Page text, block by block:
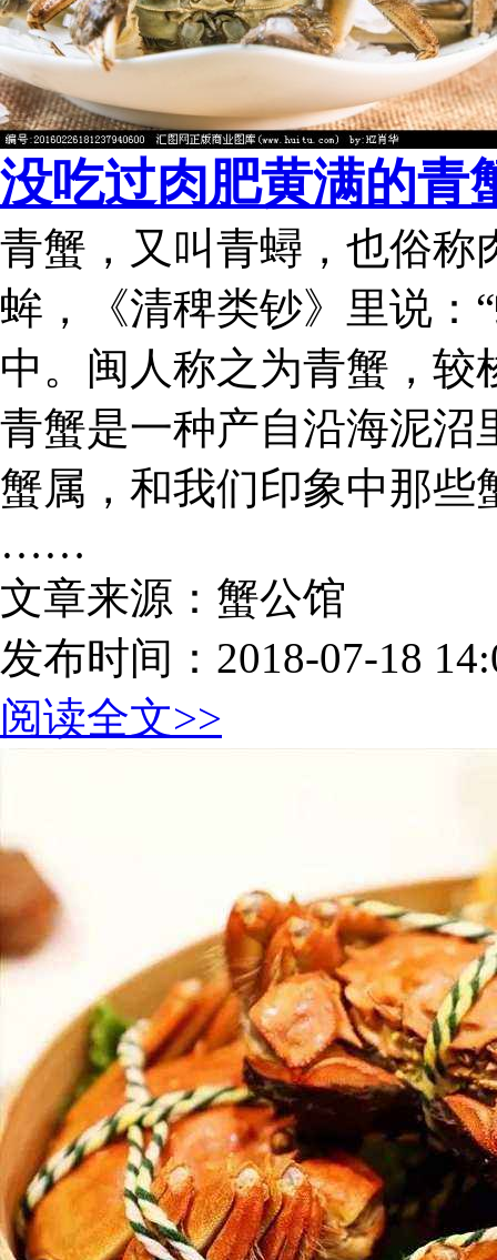
没吃过肉肥黄满的青
青蟹，又叫青蟳，也俗称
蛑，《清稗类钞》里说：
中。闽人称之为青蟹，较
青蟹是一种产自沿海泥沼
蟹属，和我们印象中那些
……
文章来源：蟹公馆
发布时间：2018-07-18
阅读全文>>